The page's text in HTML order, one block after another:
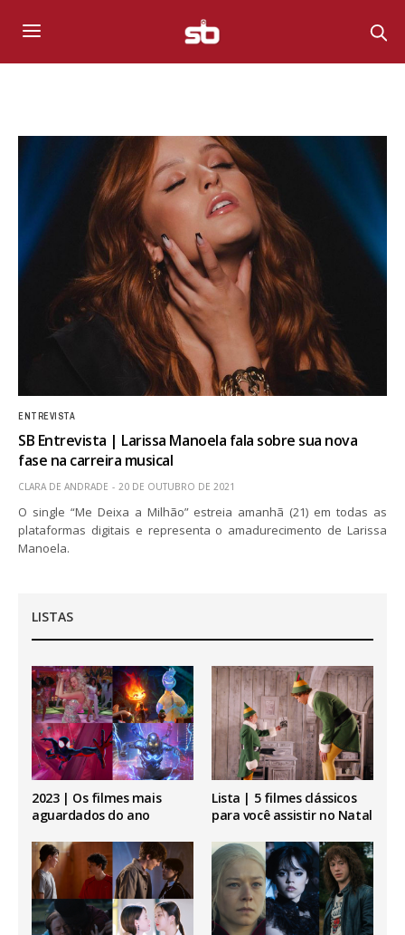
ENTREVISTA
SB Entrevista | Larissa Manoela fala sobre sua nova
fase na carreira musical
CLARA DE ANDRADE 20 DE OUTUBRO DE 2021
O single “Me Deixa a Milhão” estreia amanhã (21) em todas as
plataformas digitais e representa o amadurecimento de Larissa
Manoela.
LISTAS
2023 | Os filmes mais
aguardados do ano
Lista | 5 filmes clássicos
para você assistir no Natal